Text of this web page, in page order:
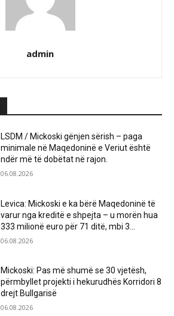
admin
LSDM / Mickoski gënjen sërish – paga
minimale në Maqedoninë e Veriut është
ndër më të dobëtat në rajon.
06.08.2026
Levica: Mickoski e ka bërë Maqedoninë të
varur nga kreditë e shpejta – u morën hua
333 milionë euro për 71 ditë, mbi 3...
06.08.2026
Mickoski: Pas më shumë se 30 vjetësh,
përmbyllet projekti i hekurudhës Korridori 8
drejt Bullgarisë
06.08.2026